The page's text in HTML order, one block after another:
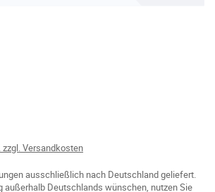
Versandkosten
ausschließlich nach Deutschland geliefert.
außerhalb Deutschlands wünschen, nutzen Sie